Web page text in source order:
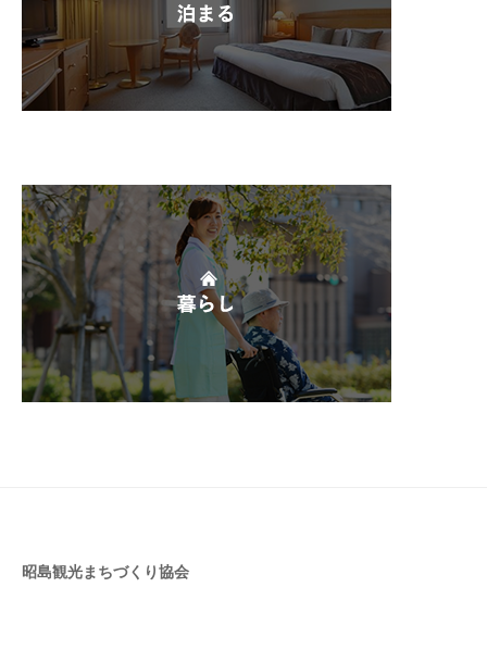
昭島観光まちづくり協会